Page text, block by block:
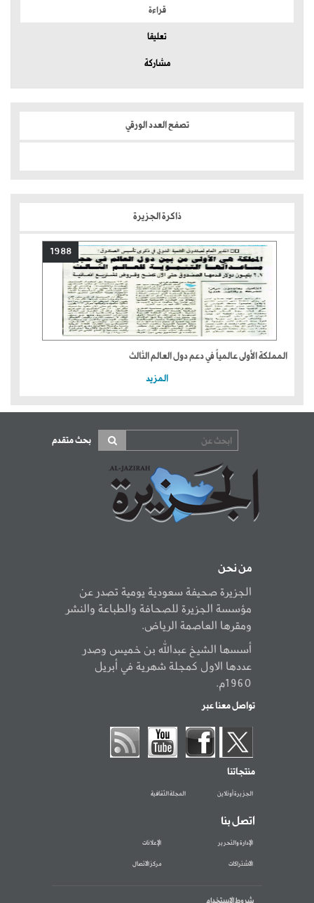
قراءة
تعليقا
مشاركة
تصفح العدد الورقي
ذاكرة الجزيرة
1988
المملكة الأولى عالمياً في دعم دول العالم الثالث
المزيد
بحث متقدم
من نحن
الجزيرة صحيفة سعودية يومية تصدر عن
مؤسسة الجزيرة للصحافة والطباعة والنشر
ومقرها العاصمة الرياض.
أسسها الشيخ عبدالله بن خميس وصدر
عددها الاول كمجلة شهرية في أبريل
1960م.
تواصل معنا عبر
منتجاتنا
الجزيرة أونلاين المجلة الثقافية
اتصل بنا
الإدارة والتحرير الإعلانات
الاشتراكات مركز الاتصال
شروط الاستخدام